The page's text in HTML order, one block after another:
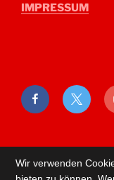
IMPRESSUM
FacebookTwitter
Wir verwenden